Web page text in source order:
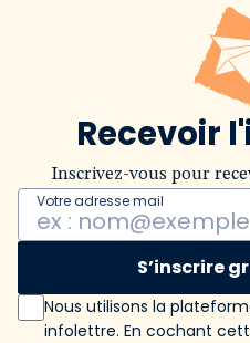
Recevoir
Inscrivez-vous pour
Votre adresse mail
S’inscrire
Nous utilisons la
infolettre. En cochant